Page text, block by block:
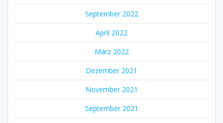
September 2022
April 2022
März 2022
Dezember 2021
November 2021
September 2021